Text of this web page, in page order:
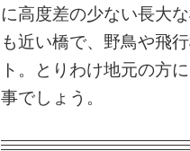
に高度差の少ない長大
も近い橋で、野鳥や飛
ト。とりわけ地元の方
事でしょう。